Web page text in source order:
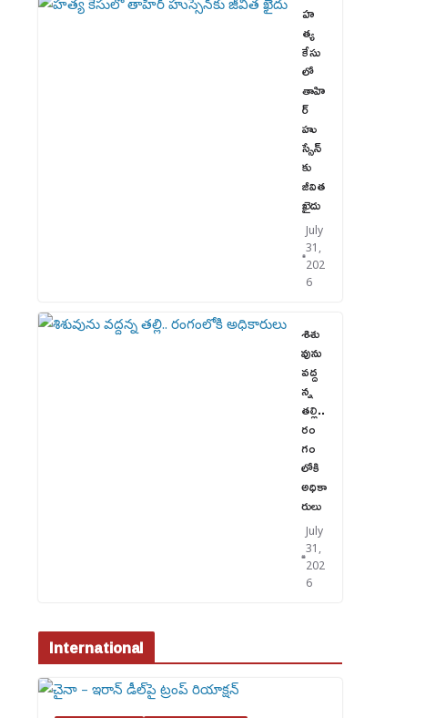
హ
త్య
కేసు
లో
తాహి
ర్
హు
స్సేన్‌
కు
జీవిత
ఖైదు
July
31,
202
6
శిశు
వును
వద్ద
న్న
తల్లి..
రం
గం
లోకి
అధికా
రులు
July
31,
202
6
International